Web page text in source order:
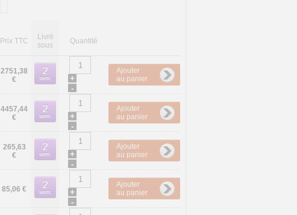
Prix TTC
Livré
sous
Quantité
2751,38
€
+
-
Ajouter
au panier
4457,44
€
+
-
Ajouter
au panier
265,63
€
+
-
Ajouter
au panier
85,06 €
+
-
Ajouter
au panier